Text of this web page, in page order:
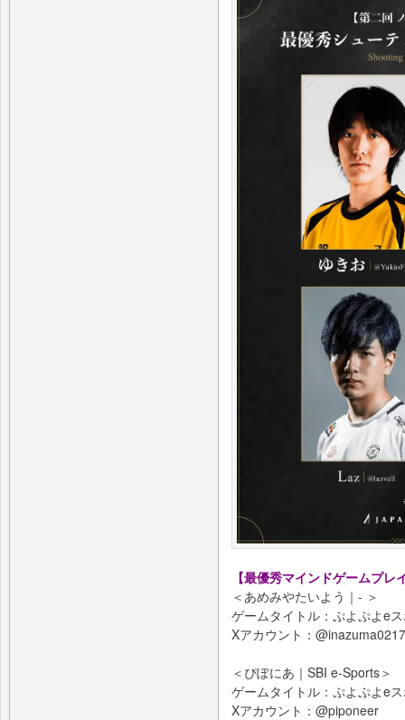
【最優秀マインドゲームプレ
＜あめみやたいよう｜- ＞
ゲームタイトル：ぷよぷよe
Xアカウント：
＜ぴぽにあ｜SBI e-Sports＞
ゲームタイトル：ぷよぷよe
Xアカウント：@piponeer